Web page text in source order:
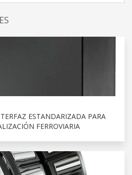
ESTANDARIZADA PARA
FERROVIARIA